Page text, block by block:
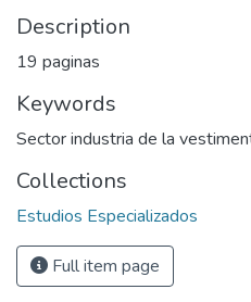
Description
19 paginas
Keywords
Sector industria de la
Collections
Estudios Especializados
Full item page